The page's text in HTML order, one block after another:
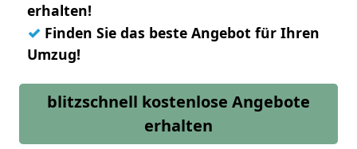
erhalten!
✓ Finden Sie das beste Angebot für Ihren
Umzug!
blitzschnell kostenlose Angebote
erhalten